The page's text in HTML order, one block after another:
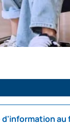
au